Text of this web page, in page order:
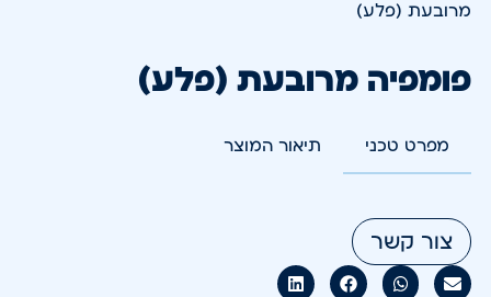
מרובעת (פלע)
פומפיה מרובעת (פלע)
מפרט טכני תיאור המוצר
צור קשר